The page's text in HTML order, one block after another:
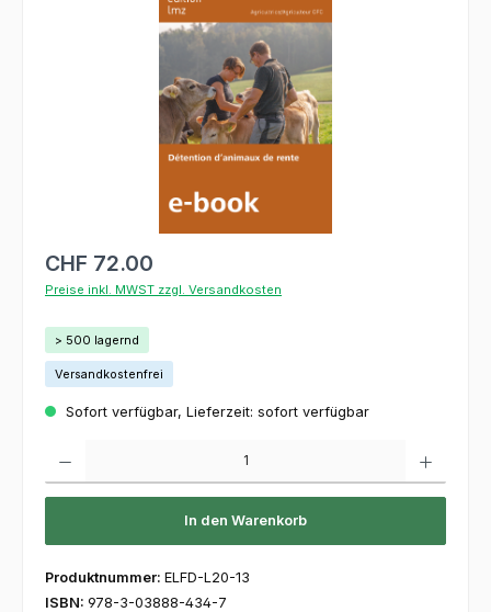
CHF 72.00
Preise inkl. MWST zzgl. Versandkosten
> 500 lagernd
Versandkostenfrei
Sofort verfügbar, Lieferzeit: sofort verfügbar
In den Warenkorb
Produktnummer: ELFD-L20-13
ISBN: 978-3-03888-434-7